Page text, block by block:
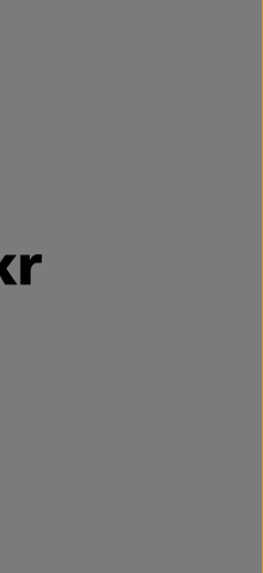
verbraucher
www.oekokiste.de/
lammertzhof/
www.instagram.com/
https://www.youtube.com/
Externer Link zu https://